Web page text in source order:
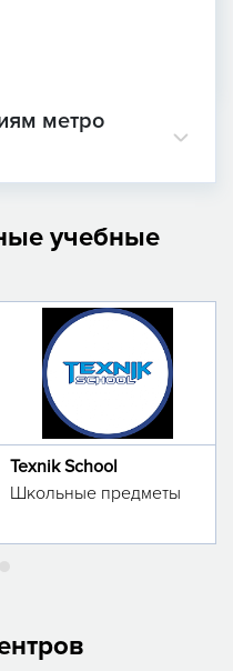
метро
учебные
Texnik School
Школьные предметы